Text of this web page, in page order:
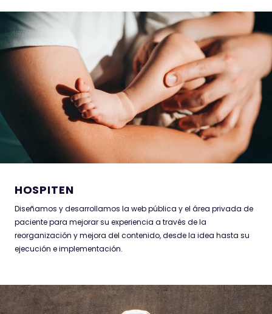
HOSPITEN
Diseñamos y desarrollamos la web pública y el área privada de
paciente para mejorar su experiencia a través de la
reorganización y mejora del contenido, desde la idea hasta su
ejecución e implementación.
HOSPITEN
Diseñamos y desarrollamos la web pública y el área privada de
paciente para mejorar su experiencia a través de la
reorganización y mejora del contenido, desde la idea hasta su
ejecución e implementación.